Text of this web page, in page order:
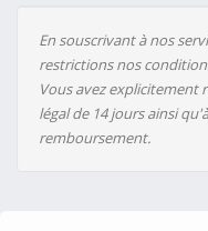
En souscrivant à nos
restrictions nos
Vous avez explicitement
légal de 14 jours ainsi
remboursement.